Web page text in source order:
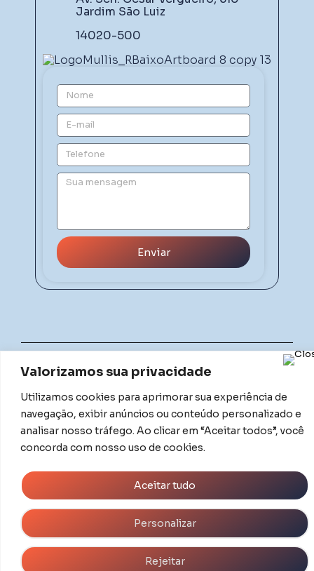
Valorizamos sua privacidade
Utilizamos cookies para aprimorar sua experiência de
navegação, exibir anúncios ou conteúdo personalizado e
analisar nosso tráfego. Ao clicar em “Aceitar todos”, você
concorda com nosso uso de cookies.
Personalizar
Rejeitar
Aceitar tudo
Jardim São Luiz
14020-500
Enviar
Responsável Técnica: Tamiris Aparecida da Silva |
CRBIO: 093117/01
Orgulhosamente criado porBrave Branding